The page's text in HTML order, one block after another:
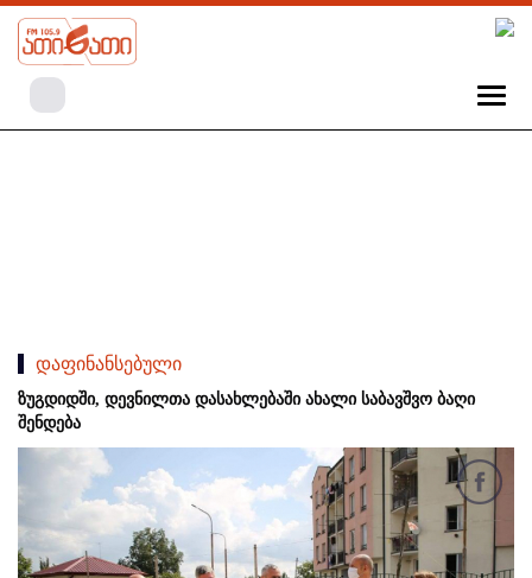
დაფინანსებული
ზუგდიდში, დევნილთა დასახლებაში ახალი საბავშვო ბაღი
შენდება